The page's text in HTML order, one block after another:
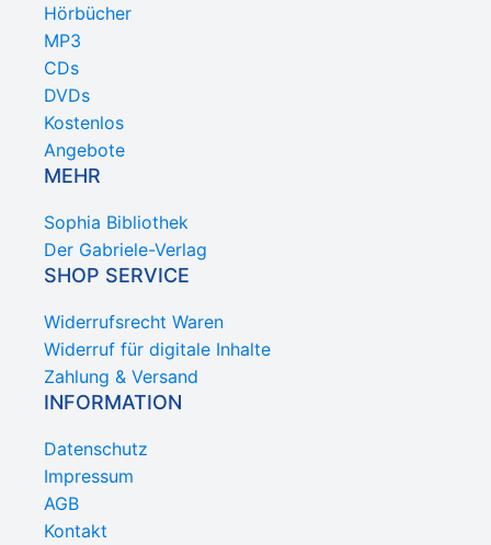
Hörbücher
MP3
CDs
DVDs
Kostenlos
Angebote
MEHR
Sophia Bibliothek
Der Gabriele-Verlag
SHOP SERVICE
Widerrufsrecht Waren
Widerruf für digitale Inhalte
Zahlung & Versand
INFORMATION
Datenschutz
Impressum
AGB
Kontakt